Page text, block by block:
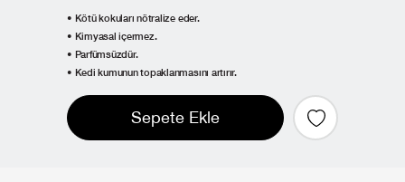
• Kötü kokuları nötralize eder.
• Kimyasal içermez.
• Parfümsüzdür.
• Kedi kumunun topaklanmasını artırır.
Sepete Ekle